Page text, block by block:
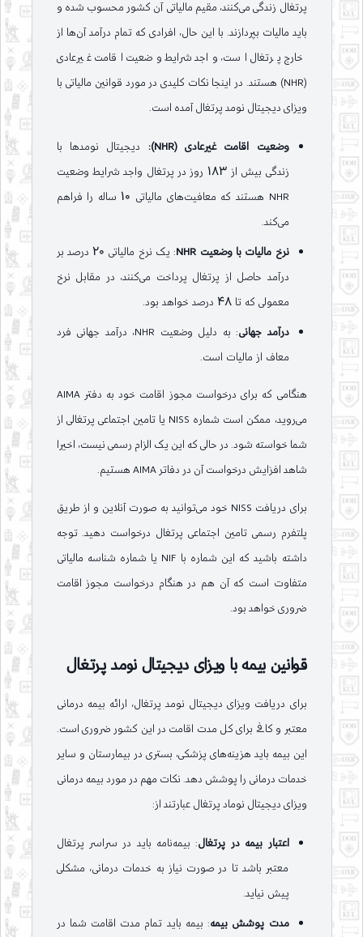
پرتغال زندگی می‌کنند، مقیم مالیاتی آن کشور محسوب شده و
باید مالیات بپردازند. با این حال، افرادی که تمام درآمد آن‌ها از
خارج پرتغال است، واجد شرایط وضعیت اقامت غیرعادی
(NHR) هستند. در اینجا نکات کلیدی در مورد قوانین مالیاتی با
ویزای دیجیتال نومد پرتغال آمده است.
وضعیت اقامت غیرعادی (NHR):
دیجیتال نومدها با
زندگی بیش از 183 روز در پرتغال واجد شرایط وضعیت
NHR هستند که معافیت‌های مالیاتی 10 ساله را فراهم
می‌کند.
نرخ مالیات با وضعیت NHR
: یک نرخ مالیاتی 20 درصد بر
درآمد حاصل از پرتغال پرداخت می‌کنند، در مقابل نرخ
معمولی که تا 48 درصد خواهد بود.
درآمد جهانی
: به دلیل وضعیت NHR، درآمد جهانی فرد
معاف از مالیات است.
هنگامی که برای درخواست مجوز اقامت خود به دفتر AIMA
می‌روید، ممکن است شماره NISS یا تامین اجتماعی پرتغالی از
شما خواسته شود. در حالی که این یک الزام رسمی نیست، اخیرا
شاهد افزایش درخواست آن در دفاتر AIMA هستیم.
برای دریافت NISS خود می‌توانید به صورت آنلاین و از طریق
پلتفرم رسمی تامین اجتماعی پرتغال درخواست دهید. توجه
داشته باشید که این شماره با NIF یا شماره شناسه مالیاتی
متفاوت است که آن هم در هنگام درخواست مجوز اقامت
ضروری خواهد بود.
قوانین بیمه با ویزای دیجیتال نومد پرتغال
برای دریافت ویزای دیجیتال نومد پرتغال، ارائه بیمه درمانی
معتبر و کافی برای کل مدت اقامت در این کشور ضروری است.
این بیمه باید هزینه‌های پزشکی، بستری در بیمارستان و سایر
خدمات درمانی را پوشش دهد. نکات مهم در مورد بیمه درمانی
ویزای دیجیتال نوماد پرتغال عبارتند از:
اعتبار بیمه در پرتغال: بیمه‌نامه باید در سراسر پرتغال
معتبر باشد تا در صورت نیاز به خدمات درمانی، مشکلی
پیش نیاید.
مدت پوشش بیمه: بیمه باید تمام مدت اقامت شما در